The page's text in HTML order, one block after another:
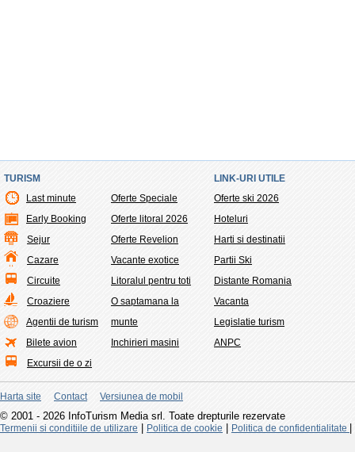
TURISM
Last minute
Early Booking
Sejur
Cazare
Circuite
Croaziere
Agentii de turism
Bilete avion
Excursii de o zi
Oferte Speciale
Oferte litoral 2026
Oferte Revelion
Vacante exotice
Litoralul pentru toti
O saptamana la
munte
Inchirieri masini
LINK-URI UTILE
Oferte ski 2026
Hoteluri
Harti si destinatii
Partii Ski
Distante Romania
Vacanta
Legislatie turism
ANPC
Harta site Contact Versiunea de mobil
© 2001 - 2026 InfoTurism Media srl. Toate drepturile rezervate
Termenii si conditiile de utilizare Politica de cookie Politica de confidentialitate